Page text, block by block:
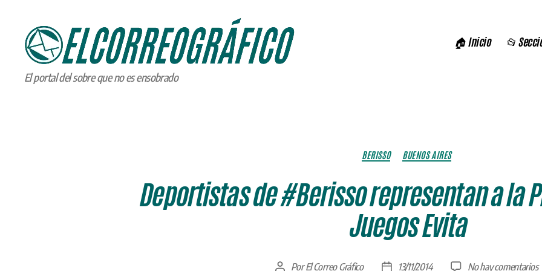
ELCORREOGRÁFICO
El portal del sobre que no es ensobrado
🏠 Inicio 📂
Categorías
BERISSO BUENOS AIRES
Deportistas de #Berisso representan a la
Juegos Evita
Autor
PorEl Correo Gráfico
Fecha13/11/2014 No hay comentariosen